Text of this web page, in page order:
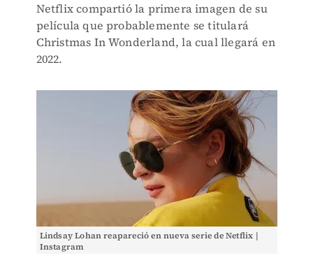
Netflix compartió la primera imagen de su
película que probablemente se titulará
Christmas In Wonderland, la cual llegará en
2022.
Lindsay Lohan reapareció en nueva serie de Netflix |
Instagram